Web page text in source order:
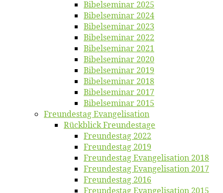
Bi­bel­se­mi­nar 2025
Bi­bel­se­mi­nar 2024
Bi­bel­se­mi­nar 2023
Bi­bel­se­mi­nar 2022
Bi­bel­se­mi­nar 2021
Bi­bel­se­mi­nar 2020
Bi­bel­se­mi­nar 2019
Bi­bel­se­mi­nar 2018
Bibelsemi­nar 2017
Bibelsemi­nar 2015
Freun­des­tag Evangelisation
Rück­blick Freundestage
Freun­des­tag 2022
Freun­des­tag 2019
Freun­des­tag Evan­ge­li­sa­ti­on 2018
Freun­des­tag Evan­ge­li­sa­ti­on 2017
Freun­des­tag 2016
Freun­des­tag Evan­ge­li­sa­ti­on 2015